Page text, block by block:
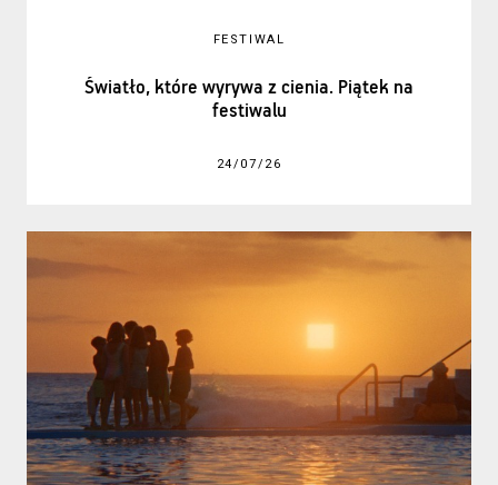
FESTIWAL
Światło, które wyrywa z cienia. Piątek na
festiwalu
24/07/26